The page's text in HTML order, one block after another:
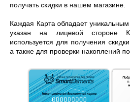
получать скидки в нашем магазине.
Каждая Карта обладает
указан на лицевой стороне
используется для получения
а также для проверки накоплений по